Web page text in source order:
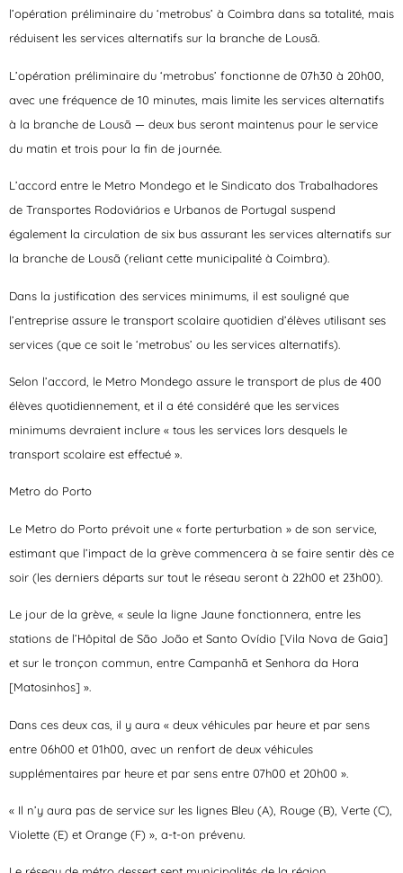
l’opération préliminaire du ‘metrobus’ à Coimbra dans sa totalité, mais
réduisent les services alternatifs sur la branche de Lousã.
L’opération préliminaire du ‘metrobus’ fonctionne de 07h30 à 20h00,
avec une fréquence de 10 minutes, mais limite les services alternatifs
à la branche de Lousã — deux bus seront maintenus pour le service
du matin et trois pour la fin de journée.
L’accord entre le Metro Mondego et le Sindicato dos Trabalhadores
de Transportes Rodoviários e Urbanos de Portugal suspend
également la circulation de six bus assurant les services alternatifs sur
la branche de Lousã (reliant cette municipalité à Coimbra).
Dans la justification des services minimums, il est souligné que
l’entreprise assure le transport scolaire quotidien d’élèves utilisant ses
services (que ce soit le ‘metrobus’ ou les services alternatifs).
Selon l’accord, le Metro Mondego assure le transport de plus de 400
élèves quotidiennement, et il a été considéré que les services
minimums devraient inclure « tous les services lors desquels le
transport scolaire est effectué ».
Metro do Porto
Le Metro do Porto prévoit une « forte perturbation » de son service,
estimant que l’impact de la grève commencera à se faire sentir dès ce
soir (les derniers départs sur tout le réseau seront à 22h00 et 23h00).
Le jour de la grève, « seule la ligne Jaune fonctionnera, entre les
stations de l’Hôpital de São João et Santo Ovídio [Vila Nova de Gaia]
et sur le tronçon commun, entre Campanhã et Senhora da Hora
[Matosinhos] ».
Dans ces deux cas, il y aura « deux véhicules par heure et par sens
entre 06h00 et 01h00, avec un renfort de deux véhicules
supplémentaires par heure et par sens entre 07h00 et 20h00 ».
« Il n’y aura pas de service sur les lignes Bleu (A), Rouge (B), Verte (C),
Violette (E) et Orange (F) », a-t-on prévenu.